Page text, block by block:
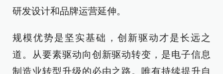
研发设计和品牌运营延伸。
规模优势是坚实基础，创新驱动才是长远之
道。从要素驱动向创新驱动转变，是电子信息
制造业转型升级的必由之路。唯有持续提升自